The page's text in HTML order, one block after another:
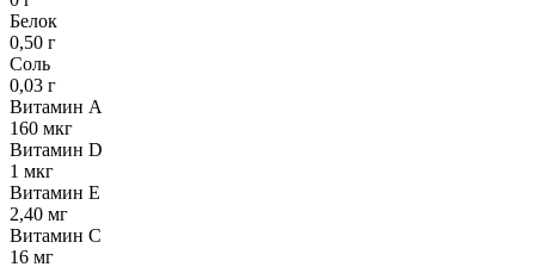
Белок
0,50 г
Соль
0,03 г
Витамин А
160 мкг
Витамин D
1 мкг
Витамин Е
2,40 мг
Витамин С
16 мг